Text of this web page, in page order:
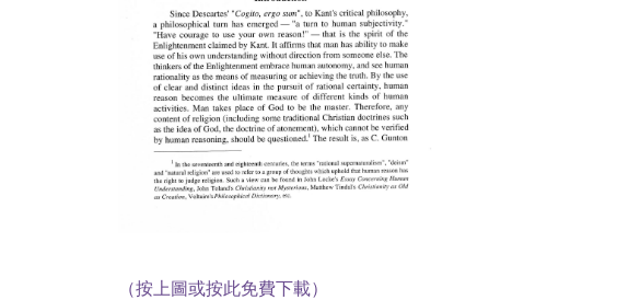
（按上圖或按此免費下載）